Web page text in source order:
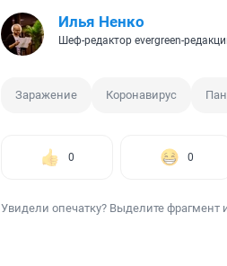
Илья Ненко
Шеф-редактор evergreen-
Заражение Коронавирус
0 0
Увидели опечатку? Выделите фрагмент